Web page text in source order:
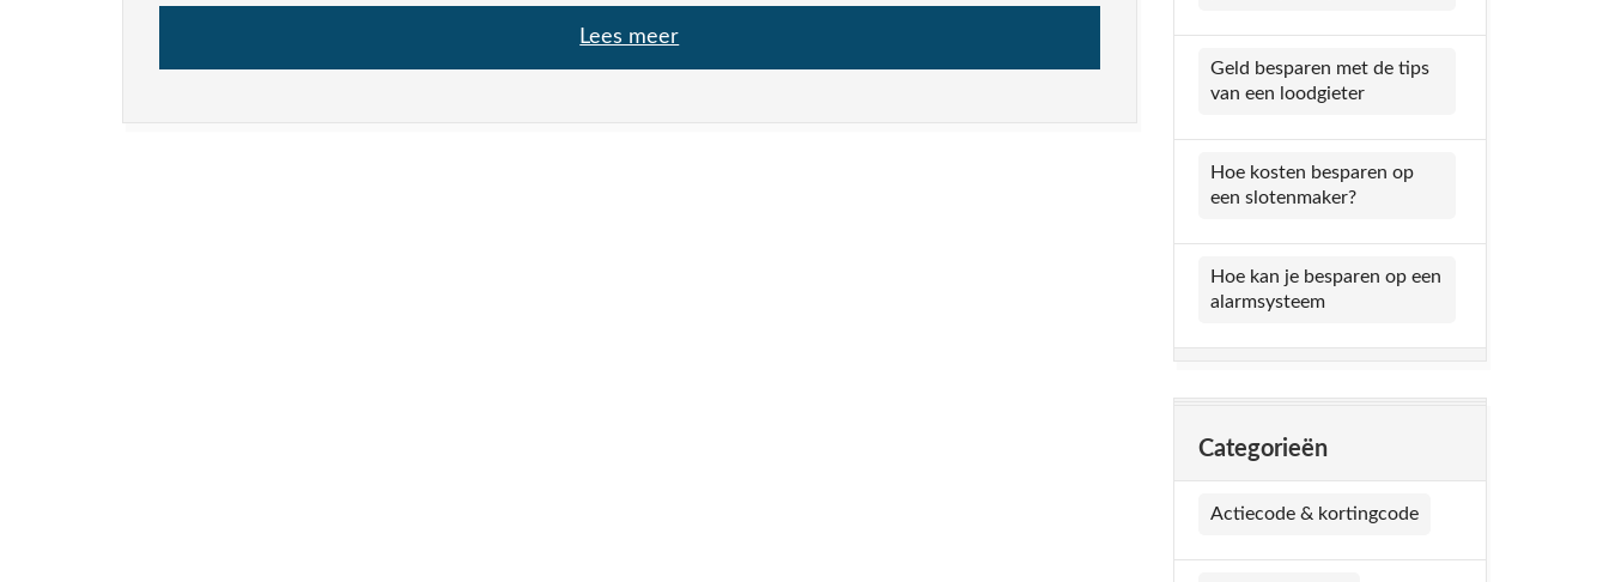
Lees meer
Geld besparen met de tips
van een loodgieter
Hoe kosten besparen op
een slotenmaker?
Hoe kan je besparen op een
alarmsysteem
Categorieën
Actiecode & kortingcode